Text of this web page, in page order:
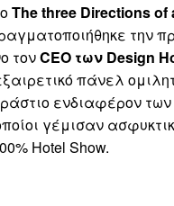
The three Directions of
την
τονCEO των Design
πάνελ
ενδιαφέρον
γέμισαν
Hotel Show.